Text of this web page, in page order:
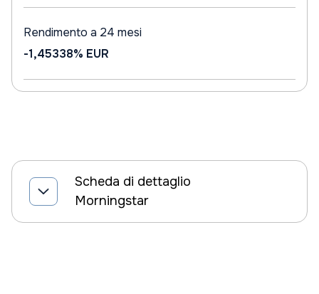
Rendimento a 24 mesi
-1,45338% EUR
Scheda di dettaglio
Morningstar